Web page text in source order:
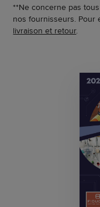
**Ne concerne pas
nos fournisseurs. Pour
livraison et retour.